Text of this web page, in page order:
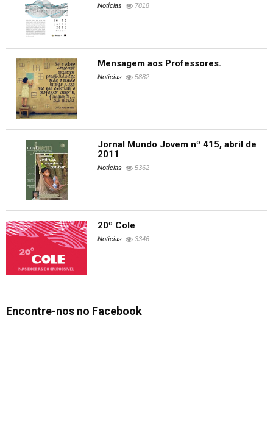
Notícias 7818
Mensagem aos Professores.
Notícias 5882
Jornal Mundo Jovem nº 415, abril de
2011
Notícias 5362
20º Cole
Notícias 3346
Encontre-nos no Facebook